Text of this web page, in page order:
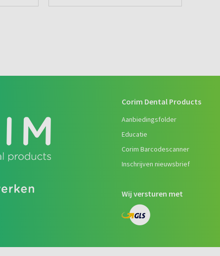
Corim Dental Products
Aanbiedingsfolder
Educatie
Corim Barcodescanner
Inschrijven nieuwsbrief
Wij versturen met